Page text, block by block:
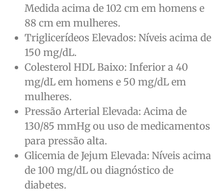
Medida acima de 102 cm em homens e
88 cm em mulheres.
Triglicerídeos Elevados: Níveis acima de
150 mg/dL.
Colesterol HDL Baixo: Inferior a 40
mg/dL em homens e 50 mg/dL em
mulheres.
Pressão Arterial Elevada: Acima de
130/85 mmHg ou uso de medicamentos
para pressão alta.
Glicemia de Jejum Elevada: Níveis acima
de 100 mg/dL ou diagnóstico de
diabetes.